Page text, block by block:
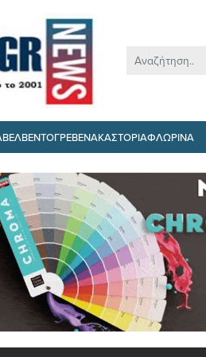
ΒΕΛΒΕΝΤΟΓΡΕΒΕΝΑΚΑΣΤΟΡΙΑΦΛΩΡΙΝΑ